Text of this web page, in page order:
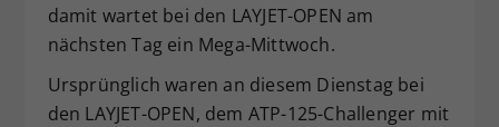
damit wartet bei den LAYJET-OPEN am
nächsten Tag ein Mega-Mittwoch.
Ursprünglich waren an diesem Dienstag bei
den LAYJET-OPEN, dem ATP-125-Challenger mit